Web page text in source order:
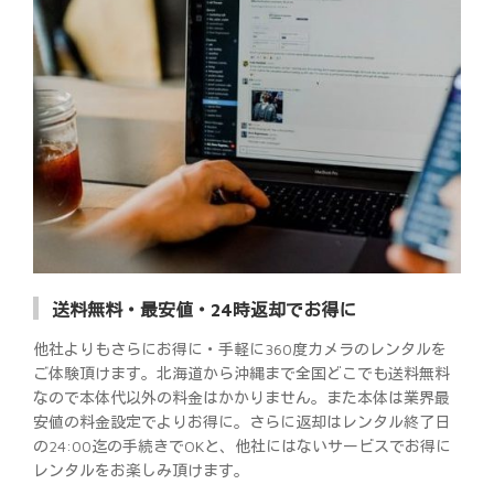
送料無料・最安値・24時返却でお得に
他社よりもさらにお得に・手軽に360度カメラのレンタルを
ご体験頂けます。北海道から沖縄まで全国どこでも送料無料
なので本体代以外の料金はかかりません。また本体は業界最
安値の料金設定でよりお得に。さらに返却はレンタル終了日
の24:00迄の手続きでOKと、他社にはないサービスでお得に
レンタルをお楽しみ頂けます。